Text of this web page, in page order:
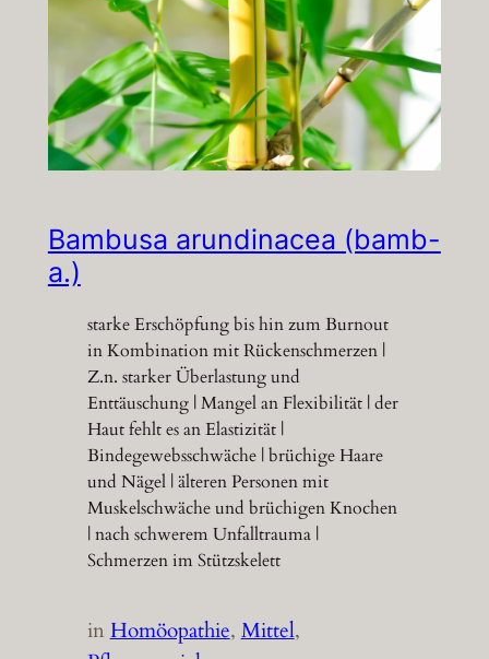
Bambusa arundinacea (bamb-
a.)
starke Erschöpfung bis hin zum Burnout
in Kombination mit Rückenschmerzen |
Z.n. starker Überlastung und
Enttäuschung | Mangel an Flexibilität | der
Haut fehlt es an Elastizität |
Bindegewebsschwäche | brüchige Haare
und Nägel | älteren Personen mit
Muskelschwäche und brüchigen Knochen
| nach schwerem Unfalltrauma |
Schmerzen im Stützskelett
inHomöopathie, Mittel